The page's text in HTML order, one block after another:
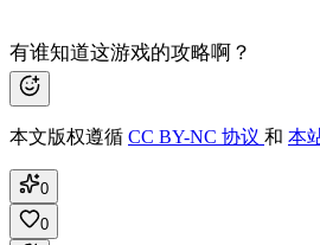
有谁知道这游戏的攻略啊？
本文版权遵循 CC BY-NC 协议 和 本
0
0